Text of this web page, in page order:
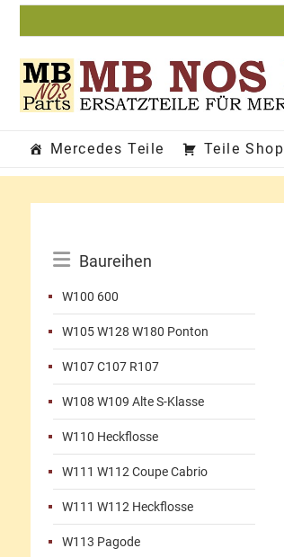
Zum
Mercedes Teile Teile Shop
Baureihen
W100 600
W105 W128 W180 Ponton
W107 C107 R107
W108 W109 Alte S-Klasse
W110 Heckflosse
W111 W112 Coupe Cabrio
W111 W112 Heckflosse
W113 Pagode